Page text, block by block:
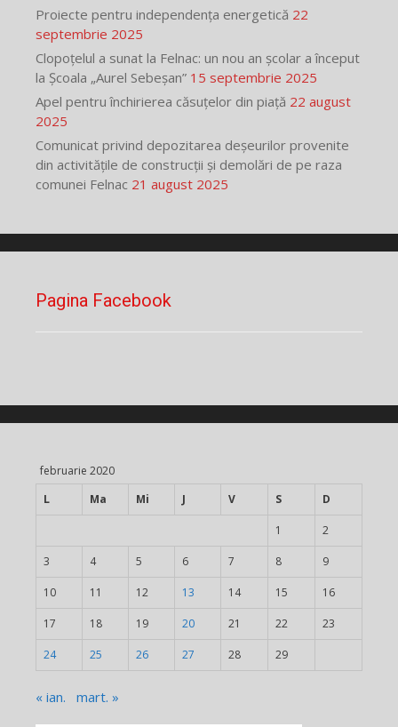
Proiecte pentru independența energetică 22
septembrie 2025
Clopoțelul a sunat la Felnac: un nou an școlar a început
la Școala „Aurel Sebeșan” 15 septembrie 2025
Apel pentru închirierea căsuțelor din piață 22 august
2025
Comunicat privind depozitarea deșeurilor provenite
din activitățile de construcții și demolări de pe raza
comunei Felnac 21 august 2025
Pagina Facebook
februarie 2020
L
Ma Mi J V S D
1 2
3 4 5 6 7 8 9
10 11 12 13 14 15 16
17 18 19 20 21 22 23
24 25 26 27 28 29
« ian. mart. »